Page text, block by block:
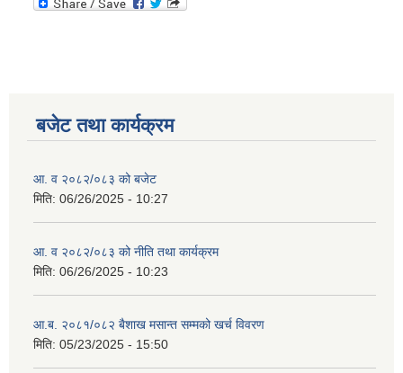
बजेट तथा कार्यक्रम
आ. व २०८२/०८३ को बजेट
मिति: 06/26/2025 - 10:27
आ. व २०८२/०८३ को नीति तथा कार्यक्रम
मिति: 06/26/2025 - 10:23
आ.ब. २०८१/०८२ बैशाख मसान्त सम्मको खर्च विवरण
मिति: 05/23/2025 - 15:50